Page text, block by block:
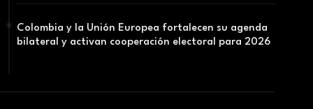
Colombia y la Unión Europea fortalecen su agenda
bilateral y activan cooperación electoral para 2026